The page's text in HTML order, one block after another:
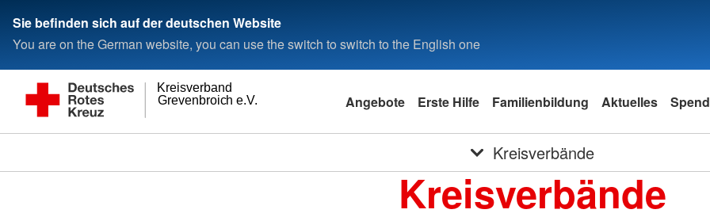
Sie befinden sich auf der deutschen Website
You are on the German website, you can use the switch to switch to the English one
Grevenbroich e.V.
Kreisverband
Angebote Erste Hilfe Familienbildung Aktuelles
Kreisverbände
Kreisverbände